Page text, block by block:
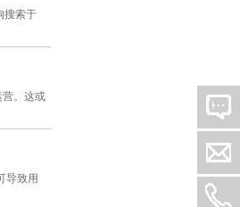
搜索于
。这或
导致用